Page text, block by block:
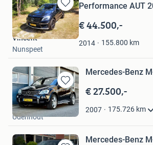
Bewaren
in
Mijn
Favorieten
Performance AUT
€ 44.500,-
2014 155.800 km
Vincent
Nunspeet
Bewaren
in
Mijn
Favorieten
Mercedes-Benz
€ 27.500,-
2007 175.726 km
KriekCars
Udenhout
Mercedes-Benz